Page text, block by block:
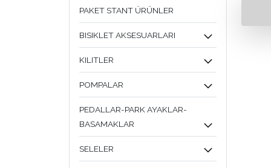
PAKET STANT ÜRÜNLER
BISIKLET AKSESUARLARI
KILITLER
POMPALAR
PEDALLAR-PARK AYAKLAR-
BASAMAKLAR
SELELER